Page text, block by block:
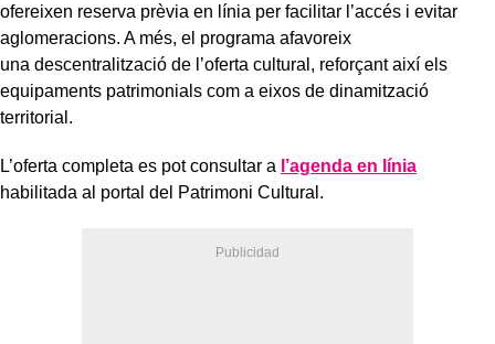
ofereixen reserva prèvia en línia per facilitar l’accés i evitar
aglomeracions. A més, el programa afavoreix
una descentralització de l’oferta cultural, reforçant així els
equipaments patrimonials com a eixos de dinamització
territorial.
L’oferta completa es pot consultar a l’agenda en línia
habilitada al portal del Patrimoni Cultural.